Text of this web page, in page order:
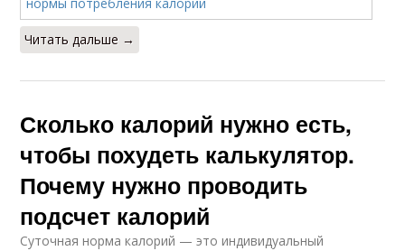
Читать дальше →
Сколько калорий нужно есть,
чтобы похудеть калькулятор.
Почему нужно проводить
подсчет калорий
Суточная норма калорий — это индивидуальный